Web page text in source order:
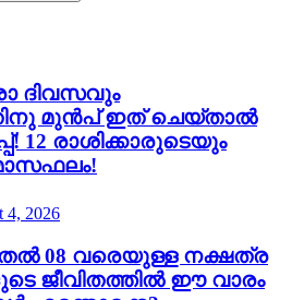
ദിവസവും
മുൻപ് ഇത് ചെയ്താൽ
12 രാശിക്കാരുടെയും
4, 2026
മുതൽ 08 വരെയുള്ള നക്ഷത്ര
ജീവിതത്തിൽ ഈ വാരം